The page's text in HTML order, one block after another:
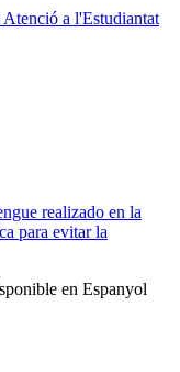
a l'Estudiantat
realizado en la
para evitar la
en Espanyol